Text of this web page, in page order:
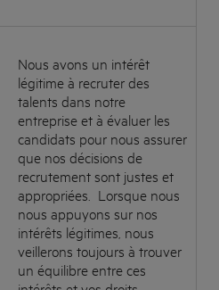
Nous avons un intérêt
légitime à recruter des
talents dans notre
entreprise et à évaluer les
candidats pour nous assurer
que nos décisions de
recrutement sont justes et
appropriées. Lorsque nous
nous appuyons sur nos
intérêts légitimes, nous
veillerons toujours à trouver
un équilibre entre ces